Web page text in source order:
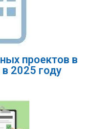
проектов в
2025 году